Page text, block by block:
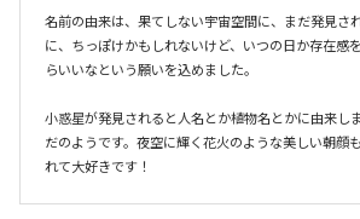
名前の由来は、果てしない宇宙空間に、まだ発見さ
に、ちっぽけかもしれないけど、いつの日か存在感
らいいなという願いを込めました。
小惑星が発見されると人名とか植物名とかに由来し
だのようです。夜空に輝く花火のような美しい朝顔
れて大好きです！